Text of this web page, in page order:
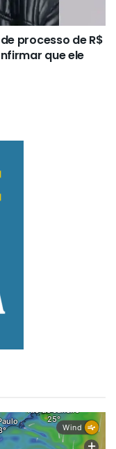
processo de R$
que ele